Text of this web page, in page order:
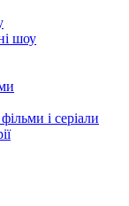
шоу
і серіали